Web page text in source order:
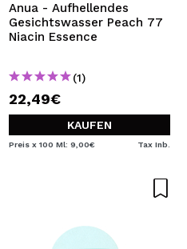
Anua - Aufhellendes
Gesichtswasser Peach 77
Niacin Essence
(1)
22,49€
KAUFEN
Preis x 100 Ml: 9,00€ Tax Inb.